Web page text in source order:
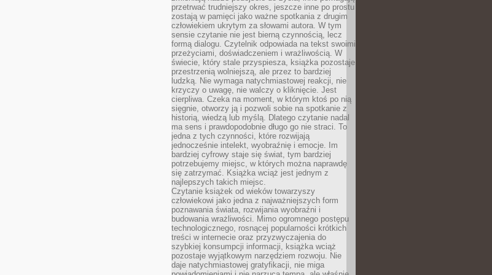
przetrwać trudniejszy okres, jeszcze inne po prostu
zostają w pamięci jako ważne spotkania z drugim
człowiekiem ukrytym za słowami autora. W tym
sensie czytanie nie jest bierną czynnością, lecz
formą dialogu. Czytelnik odpowiada na tekst swoimi
przeżyciami, doświadczeniem i wrażliwością. W
świecie, który stale przyspiesza, książka pozostaje
przestrzenią wolniejszą, ale przez to bardziej
ludzką. Nie wymaga natychmiastowej reakcji, nie
krzyczy o uwagę, nie walczy o kliknięcie. Jest
cierpliwa. Czeka na moment, w którym ktoś po nią
sięgnie, otworzy ją i pozwoli sobie na spotkanie z
historią, wiedzą lub myślą. Dlatego czytanie nadal
ma sens i prawdopodobnie długo go nie straci. To
jedna z tych czynności, które rozwijają
jednocześnie intelekt, wyobraźnię i emocje. Im
bardziej cyfrowy staje się świat, tym bardziej
potrzebujemy miejsc, w których można naprawdę
się zatrzymać. Książka wciąż jest jednym z
najlepszych takich miejsc.
Czytanie książek od wieków towarzyszy
człowiekowi jako jedna z najważniejszych form
poznawania świata, rozwijania wyobraźni i
budowania wrażliwości. Mimo ogromnego postępu
technologicznego, rosnącej popularności krótkich
treści w internecie oraz przyzwyczajenia do
szybkiej konsumpcji informacji, książka wciąż
pozostaje wyjątkowym narzędziem rozwoju. Nie
daje natychmiastowej gratyfikacji, nie miga